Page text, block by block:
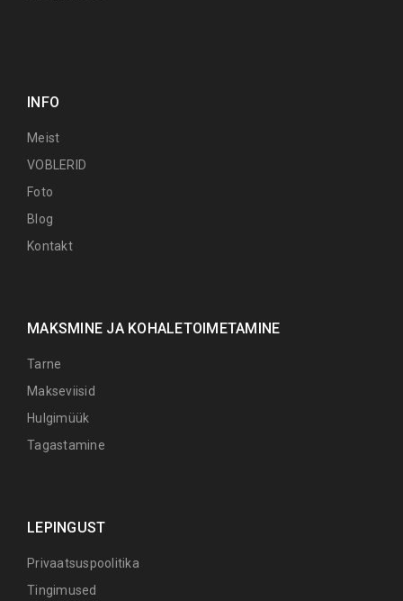
INFO
Meist
VOBLERID
Foto
Blog
Kontakt
MAKSMINE JA KOHALETOIMETAMINE
Tarne
Makseviisid
Hulgimüük
Tagastamine
LEPINGUST
Privaatsuspoolitika
Tingimused